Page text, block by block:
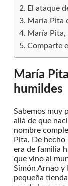
El ataque
María Pita
María Pita,
Comparte
María
humildes
Sabemos muy
allá de que
nombre
Pita. De
era de familia
que vino al
Simón Arnao y
pequeña